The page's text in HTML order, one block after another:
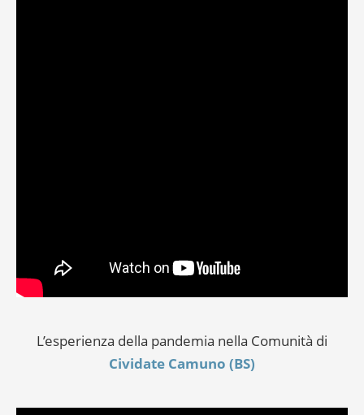
L’esperienza della pandemia nella Comunità di
Cividate Camuno (BS)